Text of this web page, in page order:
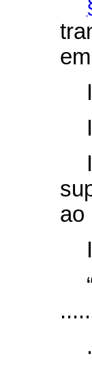
ao